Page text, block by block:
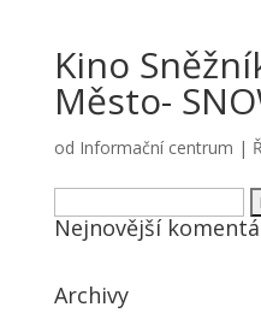
Kino
Město-
od Informační centrum |
Vyhledávání
Nejnovější
Archivy